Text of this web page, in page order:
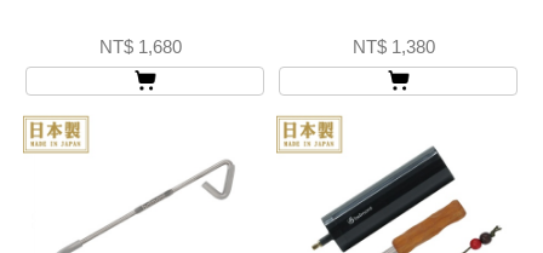
NT$ 1,680 NT$ 1,380